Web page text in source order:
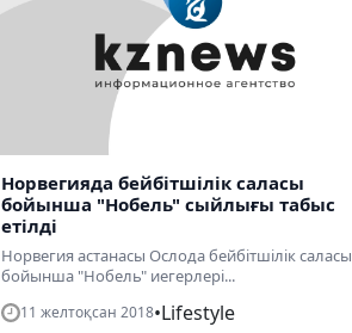
Норвегияда бейбітшілік саласы
бойынша "Нобель" сыйлығы табыс
етілді
Норвегия астанасы Ослода бейбітшілік саласы
бойынша "Нобель" иегерлері...
11 желтоқсан 2018•Lifestyle